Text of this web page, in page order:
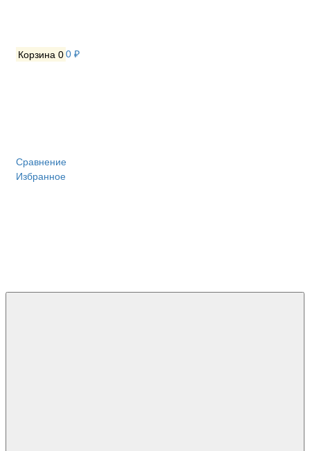
Корзина 00 ₽
Сравнение
Избранное